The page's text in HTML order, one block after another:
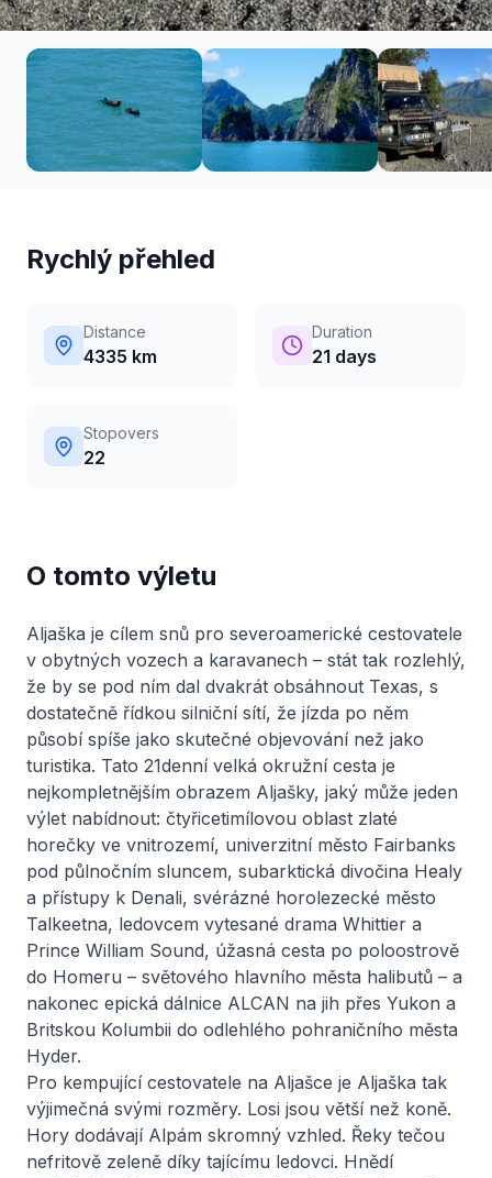
Rychlý přehled
Distance
4335 km
Duration
21 days
Stopovers
22
O tomto výletu
Aljaška je cílem snů pro severoamerické cestovatele
v obytných vozech a karavanech – stát tak rozlehlý,
že by se pod ním dal dvakrát obsáhnout Texas, s
dostatečně řídkou silniční sítí, že jízda po něm
působí spíše jako skutečné objevování než jako
turistika. Tato 21denní velká okružní cesta je
nejkompletnějším obrazem Aljašky, jaký může jeden
výlet nabídnout: čtyřicetimílovou oblast zlaté
horečky ve vnitrozemí, univerzitní město Fairbanks
pod půlnočním sluncem, subarktická divočina Healy
a přístupy k Denali, svérázné horolezecké město
Talkeetna, ledovcem vytesané drama Whittier a
Prince William Sound, úžasná cesta po poloostrově
do Homeru – světového hlavního města halibutů – a
nakonec epická dálnice ALCAN na jih přes Yukon a
Britskou Kolumbii do odlehlého pohraničního města
Hyder.
Pro kempující cestovatele na Aljašce je Aljaška tak
výjimečná svými rozměry. Losi jsou větší než koně.
Hory dodávají Alpám skromný vzhled. Řeky tečou
nefritově zeleně díky tajícímu ledovci. Hnědí